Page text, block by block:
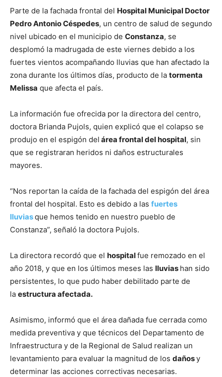
Parte de la fachada frontal del Hospital Municipal Doctor
Pedro Antonio Céspedes, un centro de salud de segundo
nivel ubicado en el municipio de Constanza, se
desplomó la madrugada de este viernes debido a los
fuertes vientos acompañando lluvias que han afectado la
zona durante los últimos días, producto de la tormenta
Melissa que afecta el país.
La información fue ofrecida por la directora del centro,
doctora Brianda Pujols, quien explicó que el colapso se
produjo en el espigón del área frontal del hospital, sin
que se registraran heridos ni daños estructurales
mayores.
“Nos reportan la caída de la fachada del espigón del área
frontal del hospital. Esto es debido a las fuertes
lluviasque hemos tenido en nuestro pueblo de
Constanza”, señaló la doctora Pujols.
La directora recordó que el hospitalfue remozado en el
año 2018, y que en los últimos meses las lluvias han sido
persistentes, lo que pudo haber debilitado parte de
la estructura afectada.
Asimismo, informó que el área dañada fue cerrada como
medida preventiva y que técnicos del Departamento de
Infraestructura y de la Regional de Salud realizan un
levantamiento para evaluar la magnitud de los dañosy
determinar las acciones correctivas necesarias.